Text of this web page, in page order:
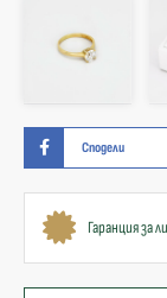
Сподели
Гаранция за